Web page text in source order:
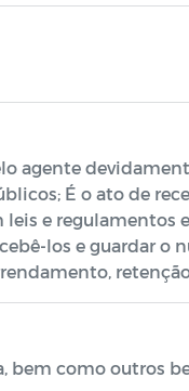
agente
É o ato de
e regulamentos
los e guardar o
bem como outros